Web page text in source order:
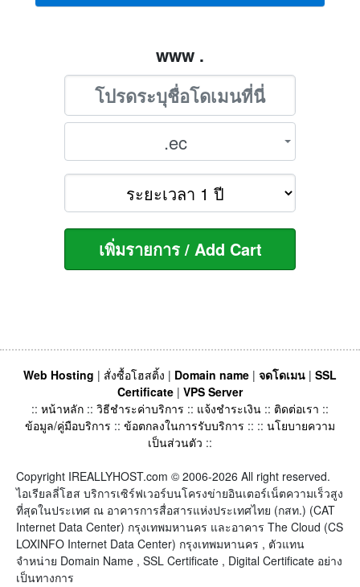
www .
.ec
Web Hosting | สั่งซื้อโฮสติ้ง | Domain name | จดโดเมน | SSL
Certificate | VPS Server
:: หน้าหลัก :: วิธีชำระค่าบริการ :: แจ้งชำระเงิน :: ติดต่อเรา ::
ข้อมูล/คู่มือบริการ :: ข้อตกลงในการรับบริการ :: :: นโยบายความ
เป็นส่วนตัว ::
Copyright IREALLYHOST.com © 2006-2026 All right reserved.
ไอเรียลลี่โฮส บริการเซิร์ฟเวอร์บนโครงข่ายอินเตอร์เน็ตความเร็วสูง
ที่สุดในประเทศ ณ อาคารการสื่อสารแห่งประเทศไทย (กสท.) (CAT
Internet Data Center) กรุงเทพมหานคร และอาคาร The Cloud (CS
LOXINFO Internet Data Center) กรุงเทพมหานคร , ตัวแทน
จำหน่าย Domain Name , SSL Certificate , Digital Certificate อย่าง
เป็นทางการ